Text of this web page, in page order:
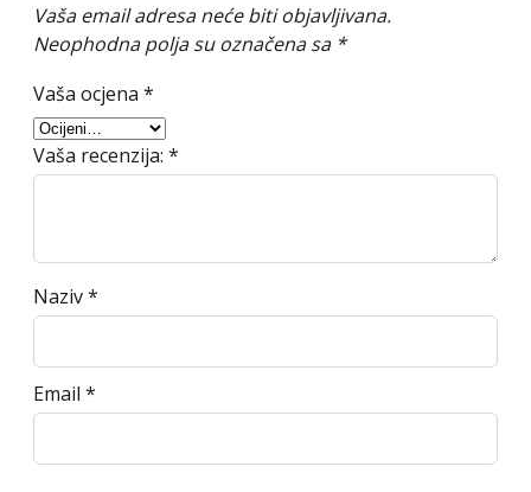
Vaša email adresa neće biti objavljivana.
Neophodna polja su označena sa *
Vaša ocjena *
Vaša recenzija: *
Naziv*
Email *